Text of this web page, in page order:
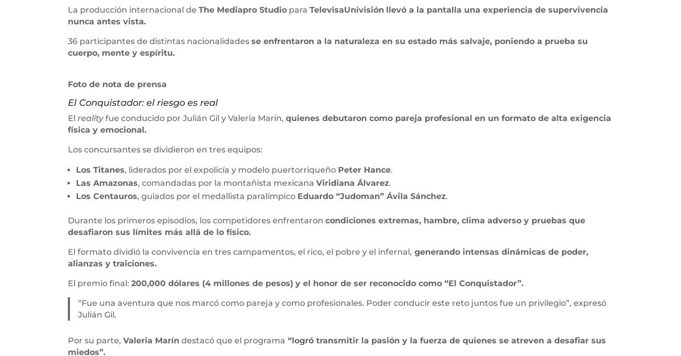
La producción internacional deThe Mediapro Studio paraTelevisaUnivisión
llevó a la pantalla una experiencia de supervivencia
nunca antes vista.
36 participantes de distintas nacionalidadesse enfrentaron a la naturaleza en su estado más salvaje, poniendo a prueba su
cuerpo, mente y espíritu.
Foto de nota de prensa
El Conquistador: el riesgo es real
Elrealityfue conducido por Julián Gil y Valeria Marín,quienes debutaron como pareja profesional en un formato de alta exigencia
física y emocional.
Los concursantes se dividieron en tres equipos:
Los Titanes, liderados por el expolicía y modelo puertorriqueño Peter Hance.
Las Amazonas, comandadas por la montañista mexicanaViridiana Álvarez.
Los Centauros, guiados por el medallista paralímpico Eduardo “Judoman” Ávila Sánchez.
Durante los primeros episodios, los competidores enfrentaroncondiciones extremas, hambre, clima adverso y pruebas que
desafiaron sus límites más allá de lo físico.
El formato dividió la convivencia en tres campamentos, el rico, el pobre y el infernal, generando intensas dinámicas de poder,
alianzas y traiciones.
El premio final:200,000 dólares (4 millones de pesos) y el honor de ser reconocido como “El Conquistador”.
“Fue una aventura que nos marcó como pareja y como profesionales. Poder conducir este reto juntos fue un privilegio”, expresó
Julián Gil.
Por su parte,Valeria Marín destacó que el programa “logró transmitir la pasión y la fuerza de quienes se atreven a desafiar sus
miedos”.